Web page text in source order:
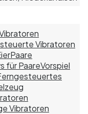
Vibratoren
Paare
für PaareVorspiel
Vibratoren